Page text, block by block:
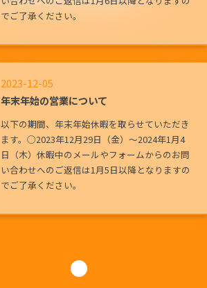
でご了承ください。
2023-12-05
年末年始の営業について
以下の期間、年末年始休暇を取らせていただき
ます。◯2023年12月29日（金）～2024年1月4
日（木）休暇中のメールやフォームからのお問
い合わせへのご返信は1月5日以降となりますの
でご了承ください。